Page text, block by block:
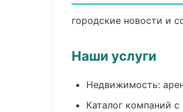
городские новости и
Наши услуги
Недвижимость:
Каталог компаний